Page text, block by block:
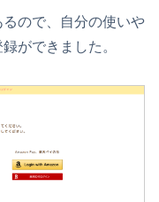
ので、自分の使いや
ができました。